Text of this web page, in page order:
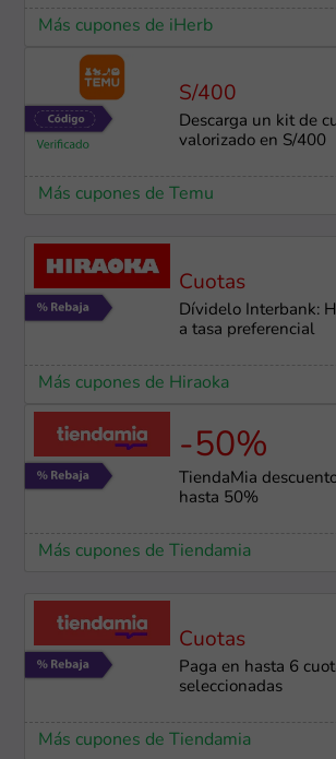
Más cupones de iHerb
S/400
Descarga un kit de
valorizado en S/400
Más cupones de Temu
Cuotas
Dívidelo Interbank:
a tasa preferencial
Más cupones de Hiraoka
-50%
TiendaMia
hasta 50%
Más cupones de Tiendamia
Cuotas
Paga en hasta 6
seleccionadas
Más cupones de Tiendamia